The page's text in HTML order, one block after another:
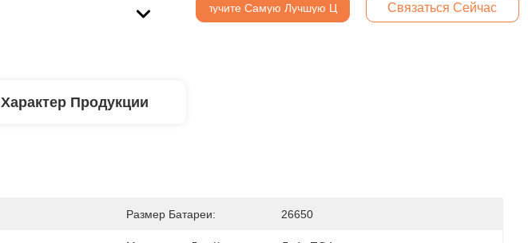
Получите Самую Лучшую Цену Связаться Сейчас
Характер Продукции
Размер Батареи: 26650